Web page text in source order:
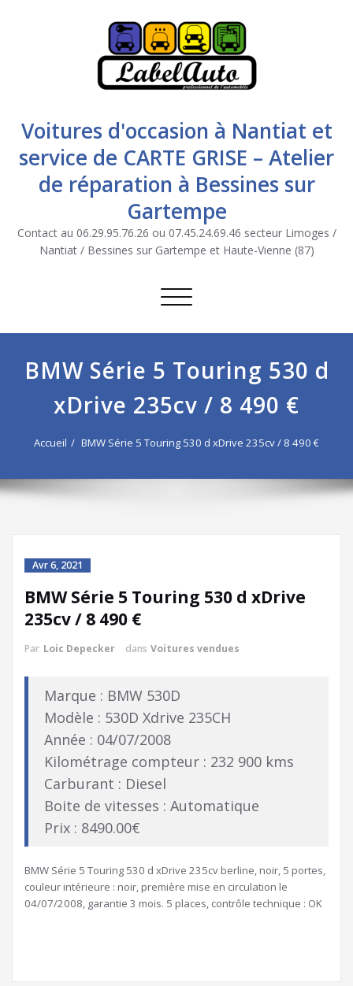
Voitures d'occasion à Nantiat et
service de CARTE GRISE – Atelier
de réparation à Bessines sur
Gartempe
Contact au 06.29.95.76.26 ou 07.45.24.69.46 secteur Limoges /
Nantiat / Bessines sur Gartempe et Haute-Vienne (87)
Afficher/masquer la navigation
BMW Série 5 Touring 530 d
xDrive 235cv / 8 490 €
Accueil BMW Série 5 Touring 530 d xDrive 235cv / 8 490 €
Avr 6, 2021
BMW Série 5 Touring 530 d xDrive
235cv / 8 490 €
Par Loic Depecker dans Voitures vendues
Marque : BMW 530D
Modèle : 530D Xdrive 235CH
Année : 04/07/2008
Kilométrage compteur : 232 900 kms
Carburant : Diesel
Boite de vitesses : Automatique
Prix : 8490.00€
BMW Série 5 Touring 530 d xDrive 235cv berline, noir, 5 portes,
couleur intérieure : noir, première mise en circulation le
04/07/2008, garantie 3 mois. 5 places, contrôle technique : OK